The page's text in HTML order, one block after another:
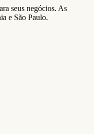
seus negócios. As
e São Paulo.